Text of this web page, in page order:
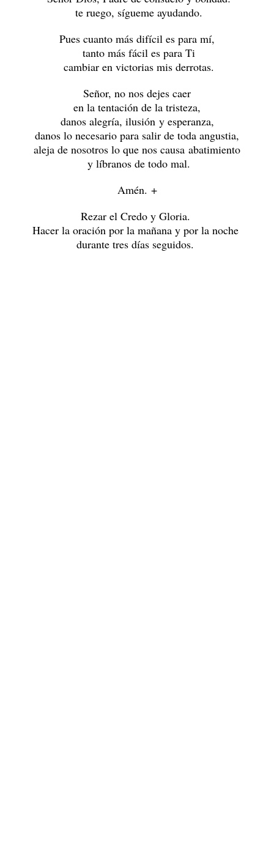
te ruego, sígueme ayudando.
Pues cuanto más difícil es para mí,
tanto más fácil es para Ti
cambiar en victorias mis derrotas.
Señor, no nos dejes caer
en la tentación de la tristeza,
danos alegría, ilusión y esperanza,
danos lo necesario para salir de toda angustia,
aleja de nosotros lo que nos causa abatimiento
y líbranos de todo mal.
Amén. +
Rezar el Credo y Gloria.
Hacer la oración por la mañana y por la noche
durante tres días seguidos.